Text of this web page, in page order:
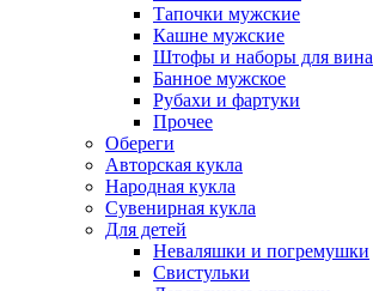
Тапочки мужские
Кашне мужские
Штофы и наборы для вина
Банное мужское
Рубахи и фартуки
Прочее
Обереги
Авторская кукла
Народная кукла
Сувенирная кукла
Для детей
Неваляшки и погремушки
Свистульки